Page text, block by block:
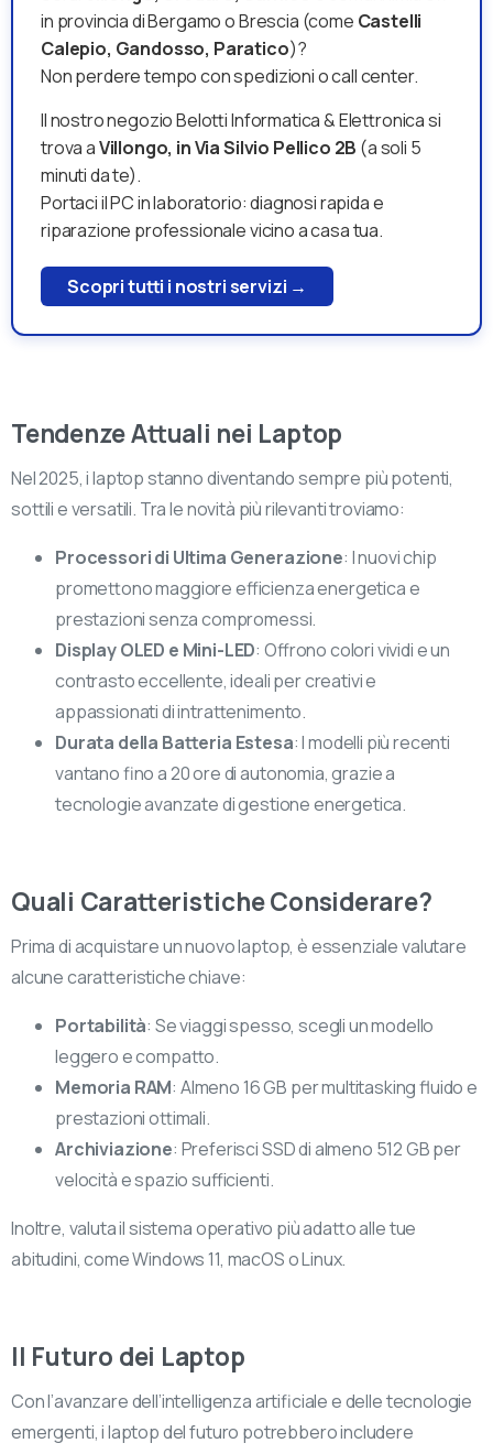
in provincia di Bergamo o Brescia (come Castelli
Calepio, Gandosso, Paratico)?
Non perdere tempo con spedizioni o call center.
Il nostro negozio Belotti Informatica & Elettronica si
trova aVillongo, in Via Silvio Pellico 2B (a soli 5
minuti da te).
Portaci il PC in laboratorio: diagnosi rapida e
riparazione professionale vicino a casa tua.
Scopri tutti i nostri servizi →
Tendenze Attuali nei Laptop
Nel 2025, i laptop stanno diventando sempre più potenti,
sottili e versatili. Tra le novità più rilevanti troviamo:
Processori di Ultima Generazione: I nuovi chip
promettono maggiore efficienza energetica e
prestazioni senza compromessi.
Display OLED e Mini-LED: Offrono colori vividi e un
contrasto eccellente, ideali per creativi e
appassionati di intrattenimento.
Durata della Batteria Estesa: I modelli più recenti
vantano fino a 20 ore di autonomia, grazie a
tecnologie avanzate di gestione energetica.
Quali Caratteristiche Considerare?
Prima di acquistare un nuovo laptop, è essenziale valutare
alcune caratteristiche chiave:
Portabilità: Se viaggi spesso, scegli un modello
leggero e compatto.
Memoria RAM: Almeno 16 GB per multitasking fluido e
prestazioni ottimali.
Archiviazione: Preferisci SSD di almeno 512 GB per
velocità e spazio sufficienti.
Inoltre, valuta il sistema operativo più adatto alle tue
abitudini, come Windows 11, macOS o Linux.
Il Futuro dei Laptop
Con l’avanzare dell’intelligenza artificiale e delle tecnologie
emergenti, i laptop del futuro potrebbero includere